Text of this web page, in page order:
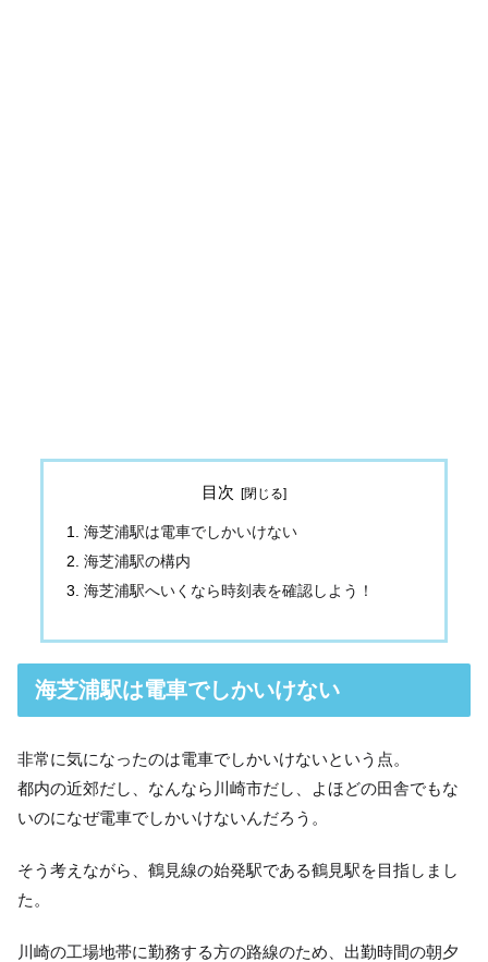
目次
海芝浦駅は電車でしかいけない
海芝浦駅の構内
海芝浦駅へいくなら時刻表を確認しよう！
海芝浦駅は電車でしかいけない
非常に気になったのは電車でしかいけないという点。
都内の近郊だし、なんなら川崎市だし、よほどの田舎でもな
いのになぜ電車でしかいけないんだろう。
そう考えながら、鶴見線の始発駅である鶴見駅を目指しまし
た。
川崎の工場地帯に勤務する方の路線のため、出勤時間の朝夕